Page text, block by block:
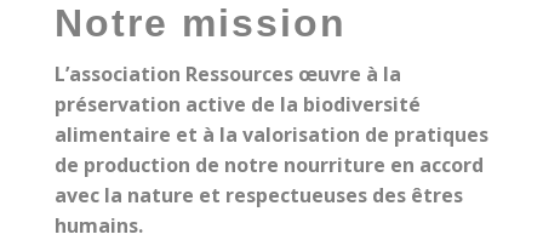
Notre mission
L’association Ressources œuvre à la
préservation active de la biodiversité
alimentaire et à la valorisation de pratiques
de production de notre nourriture en accord
avec la nature et respectueuses des êtres
humains.